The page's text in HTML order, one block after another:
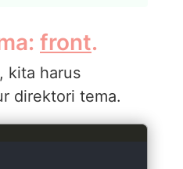
front.
kita harus
direktori tema.